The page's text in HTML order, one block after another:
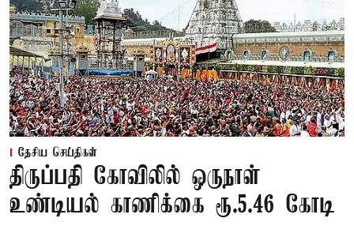
தேசிய செய்திகள்
திருப்பதி கோவிலில் ஒருநாள்
உண்டியல் காணிக்கை ரூ.5.46 கோடி